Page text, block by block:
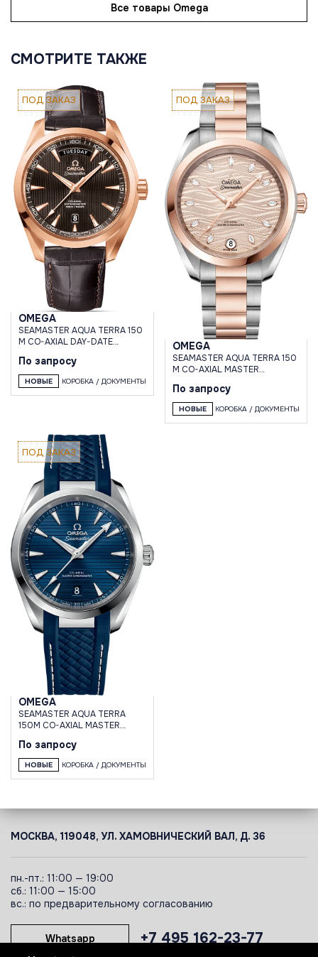
Все товары Omega
СМОТРИТЕ ТАКЖЕ
ПОД ЗАКАЗ
OMEGA
SEAMASTER AQUA TERRA 150
M CO-AXIAL DAY-DATE
По запросу
НОВЫЕ КОРОБКА / ДОКУМЕНТЫ
ПОД ЗАКАЗ
OMEGA
SEAMASTER AQUA TERRA 150
M CO-AXIAL MASTER
По запросу
НОВЫЕ КОРОБКА / ДОКУМЕНТЫ
ПОД ЗАКАЗ
OMEGA
SEAMASTER AQUA TERRA
150M CO-AXIAL MASTER
По запросу
НОВЫЕ КОРОБКА / ДОКУМЕНТЫ
МОСКВА, 119048, УЛ. ХАМОВНИЧЕСКИЙ ВАЛ, Д. 36
пн.-пт.: 11:00 — 19:00
сб.: 11:00 — 15:00
вс.: по предварительному согласованию
+7 495 162-23-77
Whatsapp